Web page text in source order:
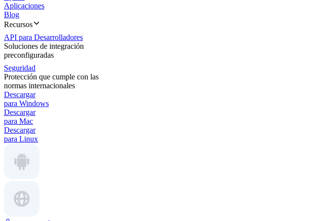
Aplicaciones
Blog
Recursos
API para Desarrolladores
Soluciones de integración
preconfiguradas
Seguridad
Protección que cumple con las
normas internacionales
Descargar
para Windows
Descargar
para Mac
Descargar
para Linux